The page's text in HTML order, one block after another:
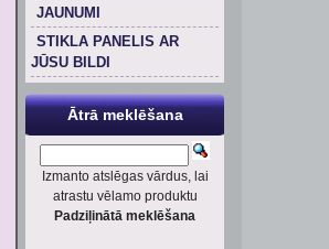
JAUNUMI
STIKLA PANELIS AR
JŪSU BILDI
Ātrā meklēšana
Izmanto atslēgas vārdus, lai
atrastu vēlamo produktu
Padziļinātā meklēšana